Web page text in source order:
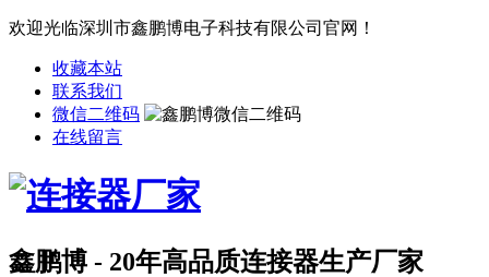
欢迎光临深圳市鑫鹏博电子科技有限公司官网！
收藏本站
联系我们
微信二维码
在线留言
鑫鹏博 - 20年高品质连接器生产厂家